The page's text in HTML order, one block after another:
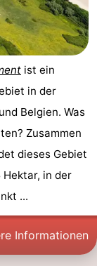
ist ein
in der
Belgien. Was
Zusammen
dieses Gebiet
in der
...
Informationen